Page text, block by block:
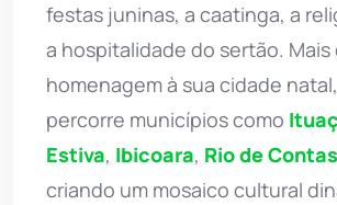
festas juninas, a caatinga, a
a hospitalidade do sertão. Mais
homenagem à sua cidade
percorre municípios como
Estiva, Ibicoara, Rio de Contas
criando um mosaico cultural